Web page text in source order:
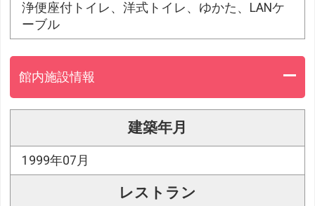
浄便座付トイレ、洋式トイレ、ゆかた、LANケ
ーブル
館内施設情報
建築年月
1999年07月
レストラン